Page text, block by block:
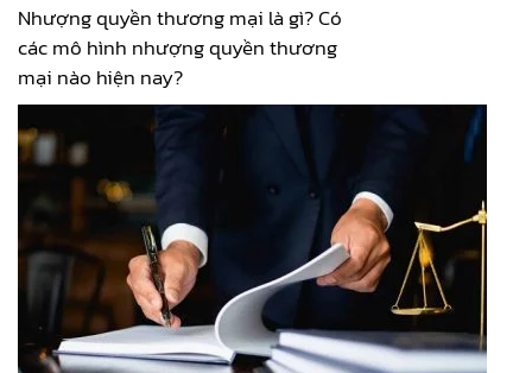
Nhượng quyền thương mại là gì? Có
các mô hình nhượng quyền thương
mại nào hiện nay?